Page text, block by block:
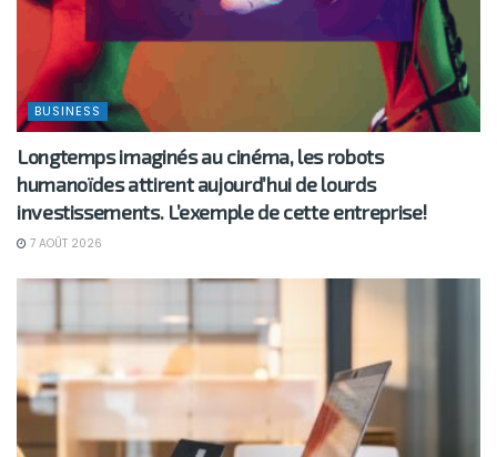
BUSINESS
Longtemps imaginés au cinéma, les robots
humanoïdes attirent aujourd’hui de lourds
investissements. L’exemple de cette entreprise!
7 AOÛT 2026